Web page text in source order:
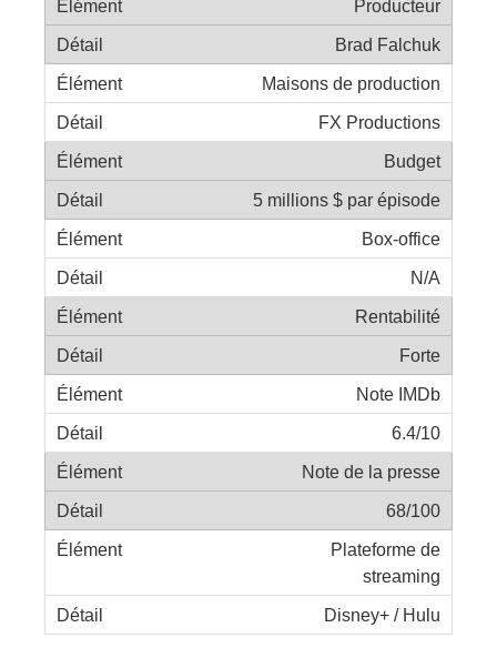
Producteur
Brad Falchuk
Maisons de production
FX Productions
Budget
5 millions $ par épisode
Box-office
N/A
Rentabilité
Forte
Note IMDb
6.4/10
Note de la presse
68/100
Plateforme de
streaming
Disney+ / Hulu